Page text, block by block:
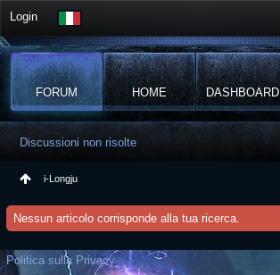
Login
FORUM HOME DASHBOARD
Discussioni non risolte
i-Longju
Nessun articolo corrisponde alla tua ricerca.
Politica sulla Privacy